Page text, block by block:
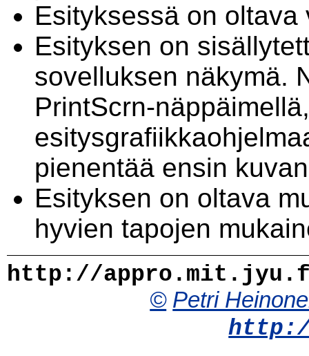
Esityksessä on
Esityksen on
sovelluksen näkymä.
PrintScrn-
pienentää ensin
Esityksen on oltava
hyvien tapojen
http://
© Petri